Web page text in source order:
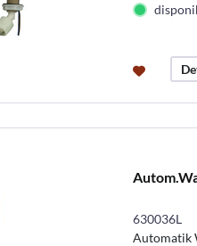
630036L
Automatik